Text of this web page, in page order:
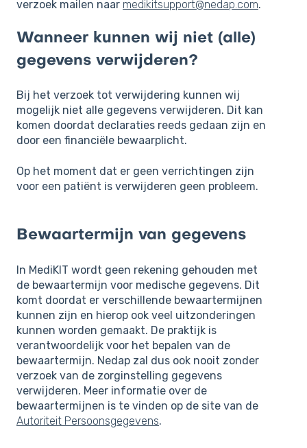
verzoek mailen naar medikitsupport@nedap.com.
Wanneer kunnen wij niet (alle)
gegevens verwijderen?
Bij het verzoek tot verwijdering kunnen wij
mogelijk niet alle gegevens verwijderen. Dit kan
komen doordat declaraties reeds gedaan zijn en
door een financiële bewaarplicht.
Op het moment dat er geen verrichtingen zijn
voor een patiënt is verwijderen geen probleem.
Bewaartermijn van gegevens
In MediKIT wordt geen rekening gehouden met
de bewaartermijn voor medische gegevens. Dit
komt doordat er verschillende bewaartermijnen
kunnen zijn en hierop ook veel uitzonderingen
kunnen worden gemaakt. De praktijk is
verantwoordelijk voor het bepalen van de
bewaartermijn. Nedap zal dus ook nooit zonder
verzoek van de zorginstelling gegevens
verwijderen. Meer informatie over de
bewaartermijnen is te vinden op de site van de
Autoriteit Persoonsgegevens.